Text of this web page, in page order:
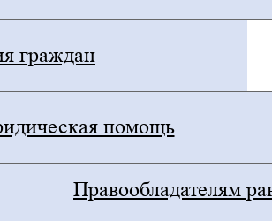
граждан
помощь
Правообладателям